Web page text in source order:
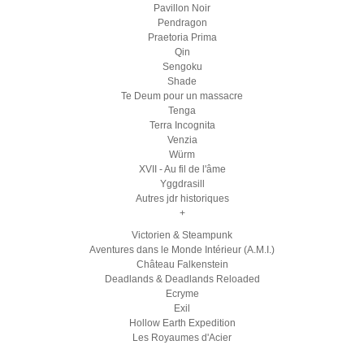
Pavillon Noir
Pendragon
Praetoria Prima
Qin
Sengoku
Shade
Te Deum pour un massacre
Tenga
Terra Incognita
Venzia
Würm
XVII - Au fil de l'âme
Yggdrasill
Autres jdr historiques
+
Victorien & Steampunk
Aventures dans le Monde Intérieur (A.M.I.)
Château Falkenstein
Deadlands & Deadlands Reloaded
Ecryme
Exil
Hollow Earth Expedition
Les Royaumes d'Acier